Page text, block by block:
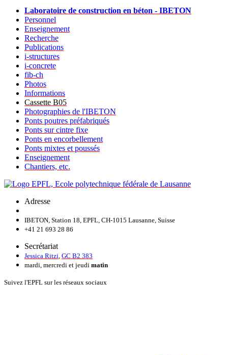
Laboratoire de construction en béton - IBETON
Personnel
Enseignement
Recherche
Publications
i-structures
i-concrete
fib-ch
Photos
Informations
Cassette B05
Photographies de l'IBETON
Ponts poutres préfabriqués
Ponts sur cintre fixe
Ponts en encorbellement
Ponts mixtes et poussés
Enseignement
Chantiers, etc.
Adresse
IBETON, Station 18, EPFL, CH-1015 Lausanne, Suisse
+41 21 693 28 86
Secrétariat
Jessica Ritzi GC B2 383
mardi, mercredi et jeudi matin
Suivez l'EPFL sur les réseaux sociaux